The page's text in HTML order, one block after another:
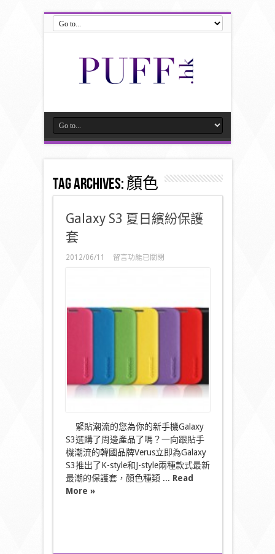
Tag Archives:顏色
Galaxy S3 夏日繽紛保護
套
2012/06/11
在
繽
留言功能已關閉
緊貼潮流的您為你的新手機Galaxy
S3選購了周邊產品了嗎？一向跟貼手
機潮流的韓國品牌Verus立即為Galaxy
S3推出了K-style和J-style兩種款式最新
最潮的保護套，顏色種類 ... Read
More »